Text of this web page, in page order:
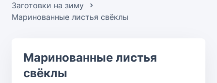
Заготовки на зиму
Маринованные листья свёклы
Маринованные листья
свёклы